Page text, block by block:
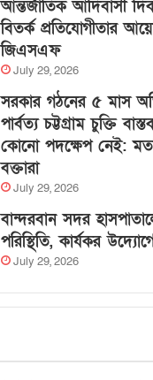
আন্তর্জাতিক আদিবাসী
বিতর্ক প্রতিযোগীতার
জিএসএফ
July 29, 2026
সরকার গঠনের ৫ মাস
পার্বত্য চট্টগ্রাম চুক্তি
কোনো পদক্ষেপ নেই:
বক্তারা
July 29, 2026
বান্দরবান সদর
পরিস্থিতি, কার্যকর
July 29, 2026